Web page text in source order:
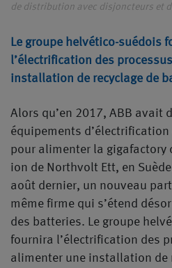
de distribution avec disjoncteurs et
Le groupe helvético-suédois
l’électrification des
installation de recyclage de
Alors qu’en 2017, ABB avait
équipements
pour alimenter la
ion de Northvolt Ett, en
août dernier, un nouveau
même firme qui s’étend
des batteries. Le groupe
fournira l’électrification des
alimenter une installation de